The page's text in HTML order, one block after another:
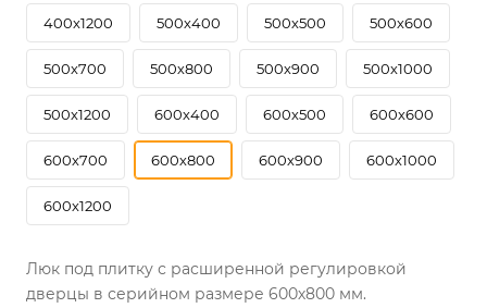
400х1200 500х400 500х500 500х600
500х700 500х800 500х900 500х1000
500х1200 600х400 600х500 600х600
600х700 600х800 600х900 600х1000
600х1200
Люк под плитку с расширенной регулировкой
дверцы в серийном размере 600х800 мм.